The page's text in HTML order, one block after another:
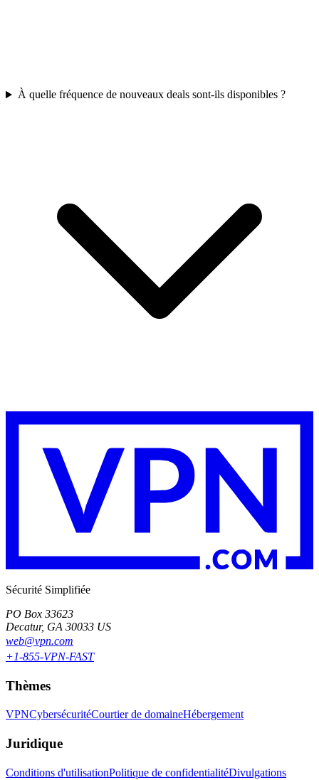
À quelle fréquence de nouveaux deals sont-ils disponibles ?
Sécurité Simplifiée
PO Box 33623
Decatur, GA 30033 US
web@vpn.com
+1-855-VPN-FAST
Thèmes
VPNCybersécuritéCourtier de domaineHébergement
Juridique
Conditions d'utilisationPolitique de confidentialitéDivulgations